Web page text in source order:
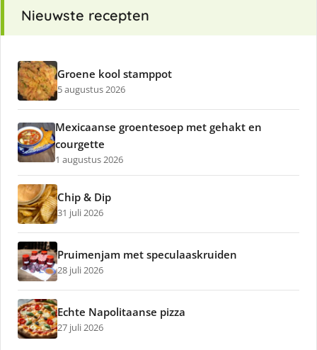
Nieuwste recepten
Groene kool stamppot
5 augustus 2026
Mexicaanse groentesoep met gehakt en
courgette
1 augustus 2026
Chip & Dip
31 juli 2026
Pruimenjam met speculaaskruiden
28 juli 2026
Echte Napolitaanse pizza
27 juli 2026